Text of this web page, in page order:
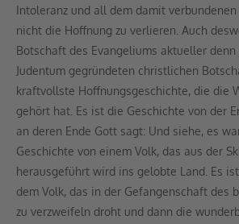
Intoleranz und all dem damit
nicht die Hoffnung zu verlieren. Auch
Botschaft des Evangeliums aktueller
Judentum gegründeten christlichen
kraftvollste Hoffnungsgeschichte, die die
gehört hat. Es ist die Geschichte von der
an deren Ende Gott sagt: Und siehe, es
Geschichte von einem Volk, das aus der
herausgeführt wird ins gelobte Land. Es
dem Volk, das in der Gefangenschaft des
zu verzweifeln droht und dann die